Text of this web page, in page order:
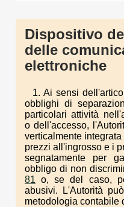
Dispositivo
delle
elettroniche
1. Ai sensi
obblighi di
particolari attività
o dell'accesso,
verticalmente
prezzi all'ingrosso e i
segnatamente per
obbligo di non
81 o, se del caso,
abusivi. L'Autorità
metodologia contabile